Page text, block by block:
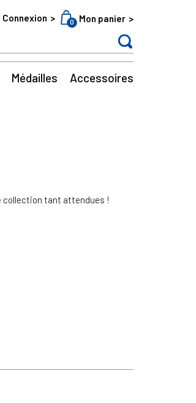
Connexion 0 Mon panier
Médailles Accessoires
collection tant attendues !